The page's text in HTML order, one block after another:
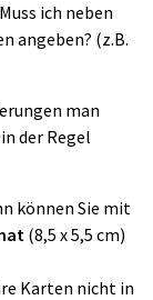
Muss ich neben
angeben? (z.B.
man
der Regel
können Sie mit
(8,5 x 5,5 cm)
Karten nicht in